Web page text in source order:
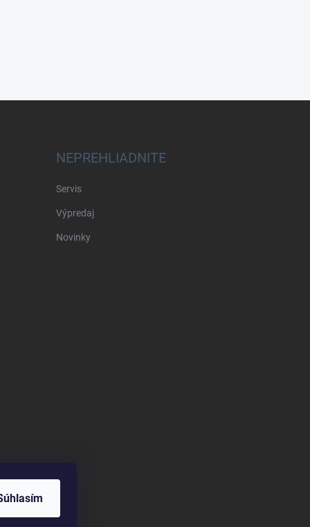
NEPREHLIADNITE
Servis
Výpredaj
Novinky